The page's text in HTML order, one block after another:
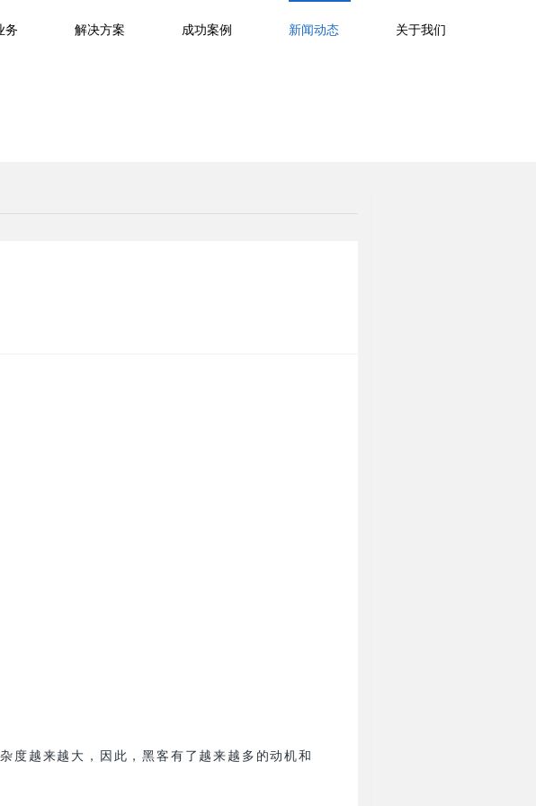
务 解决方案 成功案例 新闻动态 关于我们
度越来越大，因此，黑客有了越来越多的动机和